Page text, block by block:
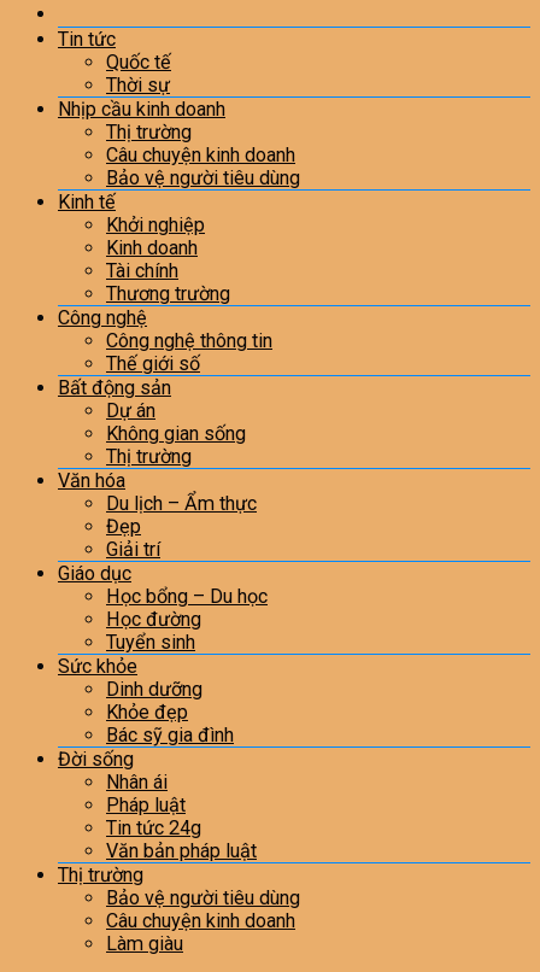
Tin tức
Quốc tế
Thời sự
Nhịp cầu kinh doanh
Thị trường
Câu chuyện kinh doanh
Bảo vệ người tiêu dùng
Kinh tế
Khởi nghiệp
Kinh doanh
Tài chính
Thương trường
Công nghệ
Công nghệ thông tin
Thế giới số
Bất động sản
Dự án
Không gian sống
Thị trường
Văn hóa
Du lịch – Ẩm thực
Đẹp
Giải trí
Giáo dục
Học bổng – Du học
Học đường
Tuyển sinh
Sức khỏe
Dinh dưỡng
Khỏe đẹp
Bác sỹ gia đình
Đời sống
Nhân ái
Pháp luật
Tin tức 24g
Văn bản pháp luật
Thị trường
Bảo vệ người tiêu dùng
Câu chuyện kinh doanh
Làm giàu